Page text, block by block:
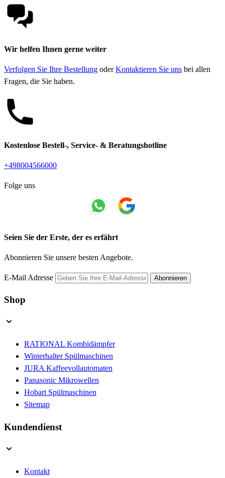
Wir helfen Ihnen gerne weiter
Verfolgen Sie Ihre Bestellung oderKontaktieren Sie uns bei allen
Fragen, die Sie haben.
Kostenlose Bestell-, Service- & Beratungshotline
+498004566000
Folge uns
Seien Sie der Erste, der es erfährt
Abonnieren Sie unsere besten Angebote.
E-Mail Adresse Abonnieren
Shop
RATIONAL Kombidämpfer
Winterhalter Spülmaschinen
JURA Kaffeevollautomaten
Panasonic Mikrowellen
Hobart Spülmaschinen
Sitemap
Kundendienst
Kontakt